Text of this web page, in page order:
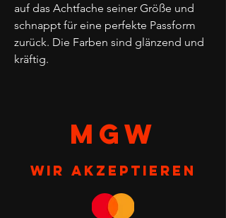
auf das Achtfache seiner Größe und
schnappt für eine perfekte Passform
zurück. Die Farben sind glänzend und
kräftig.
MGW
Wir akzeptieren